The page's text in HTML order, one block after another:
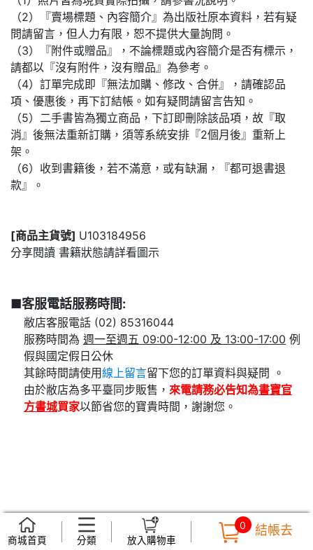
（2）『賣場標題、內容簡介』為出版社原本資料，若有疑
問請留言，但人力有限，恕不提供大量詢問。
（3）『附件或贈品』，不論標題或內容簡介是否有標示，
請都以『沒有附件，沒有贈品』為參考。
（4）訂單完成即『無法加購、修改、合併』，請確認品
項、優惠後，再下訂結帳。如有疑問請留言告知。
（5）二手書皆為獨立商品，下訂即刪除該品項，故『取
消』後無法重新訂購，須等系統安排『2個月後』重新上
架。
（6）收到書籍後，若不滿意，或有缺漏，『都可退書退
款』。
[商品主貨號] U103184956
分享閱讀 書籍狀態請詳看圖示
■客服電話服務時間:
敝店客服電話 (02) 85316044
服務時間為 週一至週五 09:00-12:00 及 13:00-17:00 例
假與國定假日公休
其餘時間請使用線上留言
留下您的訂單資料與疑問 。
由於敝店為多平臺同步販售， 來電請務必告知為書寶官
方書城買家以節省您的寶貴時間，謝謝您。
商城首頁 分類 放入購物車
0 結帳去